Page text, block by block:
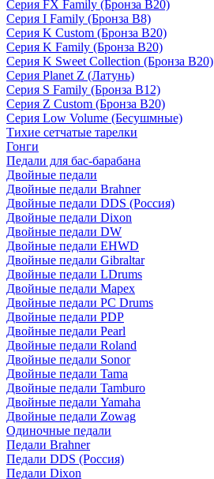
Серия FX Family (Бронза B20)
Серия I Family (Бронза B8)
Серия K Custom (Бронза B20)
Серия K Family (Бронза B20)
Серия K Sweet Collection (Бронза B20)
Серия Planet Z (Латунь)
Серия S Family (Бронза B12)
Серия Z Custom (Бронза B20)
Серия Low Volume (Бесушмные)
Тихие сетчатые тарелки
Гонги
Педали для бас-барабана
Двойные педали
Двойные педали Brahner
Двойные педали DDS (Россия)
Двойные педали Dixon
Двойные педали DW
Двойные педали EHWD
Двойные педали Gibraltar
Двойные педали LDrums
Двойные педали Mapex
Двойные педали PC Drums
Двойные педали PDP
Двойные педали Pearl
Двойные педали Roland
Двойные педали Sonor
Двойные педали Tama
Двойные педали Tamburo
Двойные педали Yamaha
Двойные педали Zowag
Одиночные педали
Педали Brahner
Педали DDS (Россия)
Педали Dixon